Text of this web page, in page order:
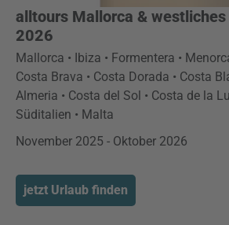
alltours Mallorca &
2026
Mallorca • Ibiza • Formentera •
Costa Brava • Costa Dorada • Costa
Almeria • Costa del Sol • Costa de la
Süditalien • Malta
November 2025 - Oktober 2026
jetzt Urlaub finden